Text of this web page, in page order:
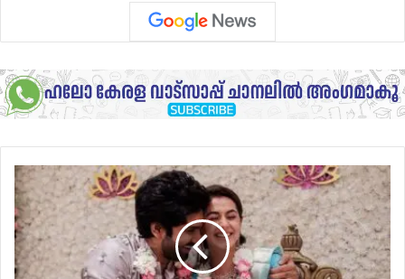
തെന്നിന്ത്യൻ
സൂപ്പർ
താരം
നിക്കി
ഗൽറാണി
വിവാഹിതയാകുന്നു